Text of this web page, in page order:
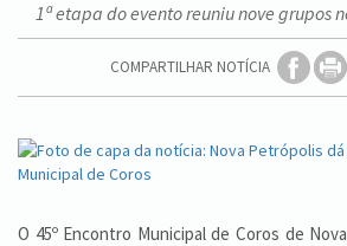
1ª etapa do evento reuniu nove grupos
COMPARTILHAR NOTÍCIA
O 45º Encontro Municipal de Coros de